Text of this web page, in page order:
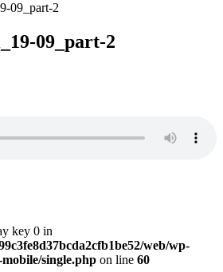
09_part-2
09_part-2
key 0 in
web/wp-
single.php on line 60